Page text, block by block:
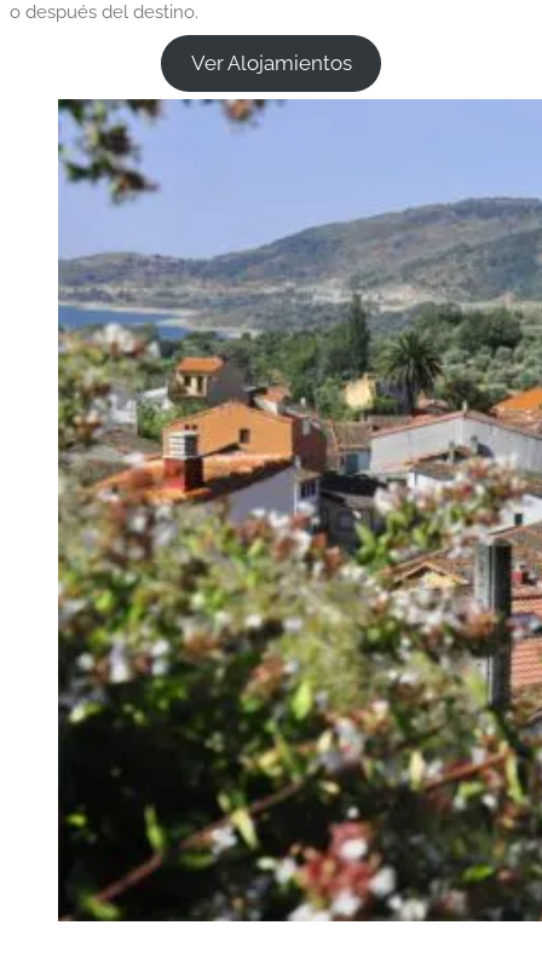
o después del destino.
Ver Alojamientos